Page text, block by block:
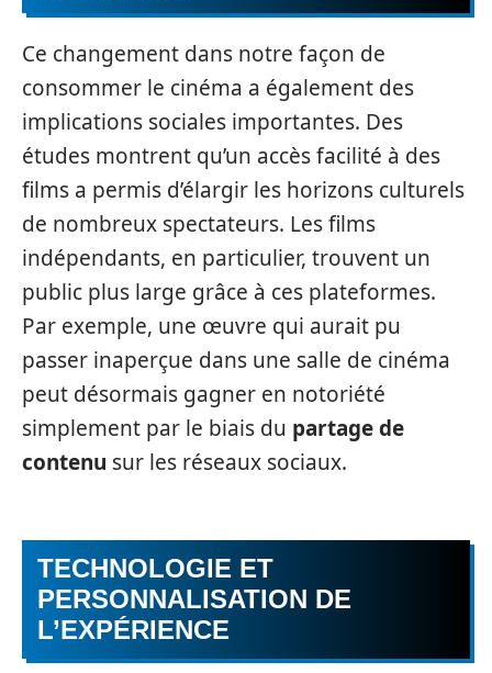
Ce changement dans notre façon de
consommer le cinéma a également des
implications sociales importantes. Des
études montrent qu’un accès facilité à des
films a permis d’élargir les horizons culturels
de nombreux spectateurs. Les films
indépendants, en particulier, trouvent un
public plus large grâce à ces plateformes.
Par exemple, une œuvre qui aurait pu
passer inaperçue dans une salle de cinéma
peut désormais gagner en notoriété
simplement par le biais du partage de
contenu sur les réseaux sociaux.
TECHNOLOGIE ET
PERSONNALISATION DE
L’EXPÉRIENCE